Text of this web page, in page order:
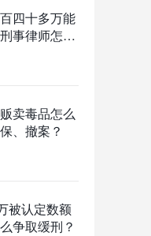
四十多万能
事律师怎么
卖毒品怎么
、撤案？
被认定数额
争取缓刑？